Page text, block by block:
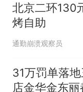
北京二环130
烤自助
通勤崩溃观察员
31万罚单落
店金华金东丽